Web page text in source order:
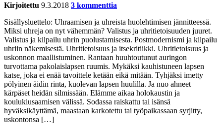
Kirjoitettu 9.3.2018 3 kommenttia
Sisällysluettelo: Uhraamisen ja uhreista huolehtimisen jännitteessä.
Miksi uhreja on nyt vähemmän? Valistus ja uhritietoisuuden juuret.
Valistus ja kilpailu uhrin puolustamisesta. Postmodernismi ja kilpailu
uhriin näkemisestä. Uhritietoisuus ja itsekritiikki. Uhritietoisuus ja
uskonnon maallistuminen. Rantaan huuhtoutunut auringon
turvottama pakolaislapsen ruumis. Mykäksi kauhistuneen lapsen
katse, joka ei enää tavoittele ketään eikä mitään. Tyhjäksi imetty
pölyinen äidin rinta, kuolevan lapsen huulilla. Ja nuo ahneet
kärpäset heidän silmissään. Elämme aikaa holokaustin ja
koulukiusaamisen välissä. Sodassa raiskattu tai isänsä
hyväksikäyttämä, maastaan karkotettu tai työpaikassaan syrjitty,
uskontonsa […]